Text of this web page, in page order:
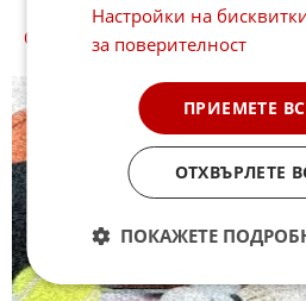
СПОРТ КУИЗОВЕ
Настройки на
за поверителност
ПРИЕМЕТЕ
ОТХВЪРЛЕТЕ
ПОКАЖЕТЕ